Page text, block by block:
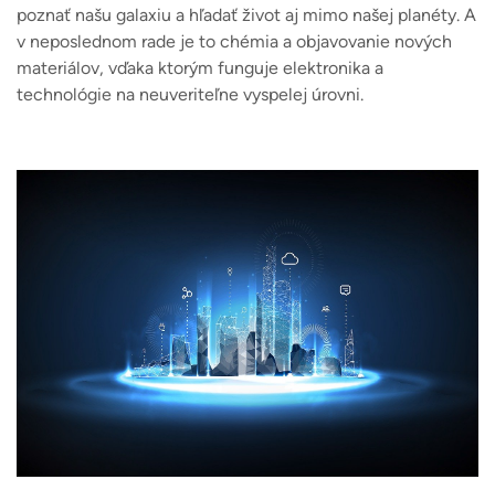
poznať našu galaxiu a hľadať život aj mimo našej planéty. A
v neposlednom rade je to chémia a objavovanie nových
materiálov, vďaka ktorým funguje elektronika a
technológie na neuveriteľne vyspelej úrovni.